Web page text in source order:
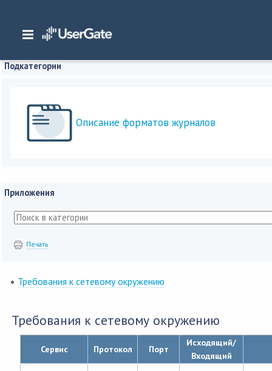
Главная/ Документация/Log Analyzer
Подкатегории
Описание форматов журналов
Приложения
Печать
Требования к сетевому окружению
Требования к сетевому окружению
Сервис Протокол Порт
Исходящий/
Входящий